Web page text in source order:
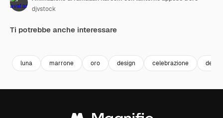
djvstock
Ti potrebbe anche interessare
luna marrone oro design celebrazione